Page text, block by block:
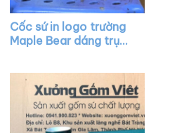
Cốc sứ in logo trường
Maple Bear dáng trụ